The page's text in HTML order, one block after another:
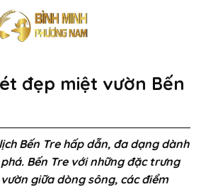
đẹp miệt vườn Bến
Bến Tre hấp dẫn, đa dạng dành
Bến Tre với những đặc trưng
giữa dòng sông, các điểm